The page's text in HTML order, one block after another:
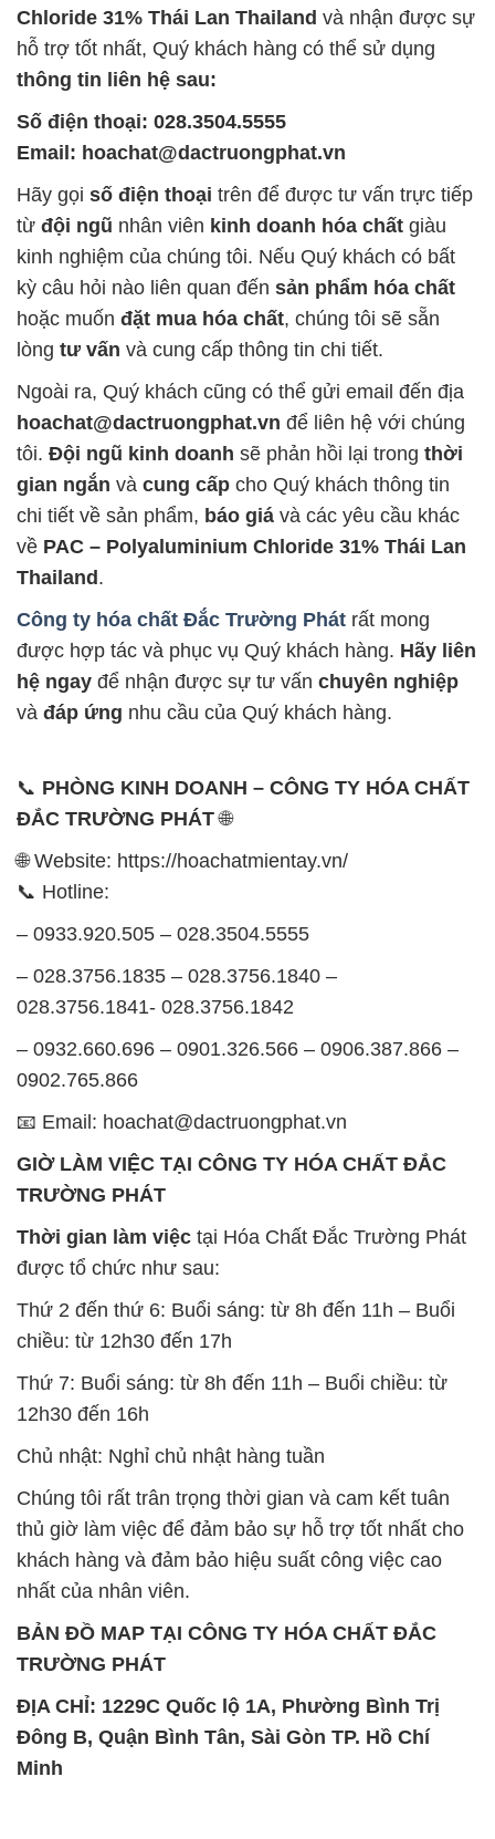
Chloride 31% Thái Lan Thailand và nhận được sự
hỗ trợ tốt nhất, Quý khách hàng có thể sử dụng
thông tin liên hệ sau:
Số điện thoại: 028.3504.5555
Email: hoachat@dactruongphat.vn
Hãy gọi số điện thoại trên để được tư vấn trực tiếp
từ đội ngũ nhân viên kinh doanh hóa chất giàu
kinh nghiệm của chúng tôi. Nếu Quý khách có bất
kỳ câu hỏi nào liên quan đến sản phẩm hóa chất
hoặc muốn đặt mua hóa chất, chúng tôi sẽ sẵn
lòng tư vấn và cung cấp thông tin chi tiết.
Ngoài ra, Quý khách cũng có thể gửi email đến địa
hoachat@dactruongphat.vn để liên hệ với chúng
tôi. Đội ngũ kinh doanh sẽ phản hồi lại trong thời
gian ngắn và cung cấp cho Quý khách thông tin
chi tiết về sản phẩm, báo giá và các yêu cầu khác
về PAC – Polyaluminium Chloride 31% Thái Lan
Thailand .
Công ty hóa chất Đắc Trường Phát rất mong
được hợp tác và phục vụ Quý khách hàng. Hãy liên
hệ ngay để nhận được sự tư vấn chuyên nghiệp
và đáp ứng nhu cầu của Quý khách hàng.
📞 PHÒNG KINH DOANH – CÔNG TY HÓA CHẤT
ĐẮC TRƯỜNG PHÁT🌐
🌐 Website: https://hoachatmientay.vn/
📞 Hotline:
– 0933.920.505 – 028.3504.5555
– 028.3756.1835 – 028.3756.1840 –
028.3756.1841- 028.3756.1842
– 0932.660.696 – 0901.326.566 – 0906.387.866 –
0902.765.866
📧 Email: hoachat@dactruongphat.vn
GIỜ LÀM VIỆC TẠI CÔNG TY HÓA CHẤT ĐẮC
TRƯỜNG PHÁT
Thời gian làm việc tại Hóa Chất Đắc Trường Phát
được tổ chức như sau:
Thứ 2 đến thứ 6: Buổi sáng: từ 8h đến 11h – Buổi
chiều: từ 12h30 đến 17h
Thứ 7: Buổi sáng: từ 8h đến 11h – Buổi chiều: từ
12h30 đến 16h
Chủ nhật: Nghỉ chủ nhật hàng tuần
Chúng tôi rất trân trọng thời gian và cam kết tuân
thủ giờ làm việc để đảm bảo sự hỗ trợ tốt nhất cho
khách hàng và đảm bảo hiệu suất công việc cao
nhất của nhân viên.
BẢN ĐỒ MAP TẠI CÔNG TY HÓA CHẤT ĐẮC
TRƯỜNG PHÁT
ĐỊA CHỈ: 1229C Quốc lộ 1A, Phường Bình Trị
Đông B, Quận Bình Tân, Sài Gòn TP. Hồ Chí
Minh